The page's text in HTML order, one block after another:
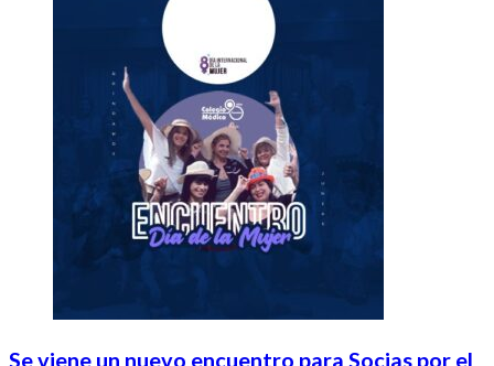
Se viene un nuevo encuentro para Socias por el